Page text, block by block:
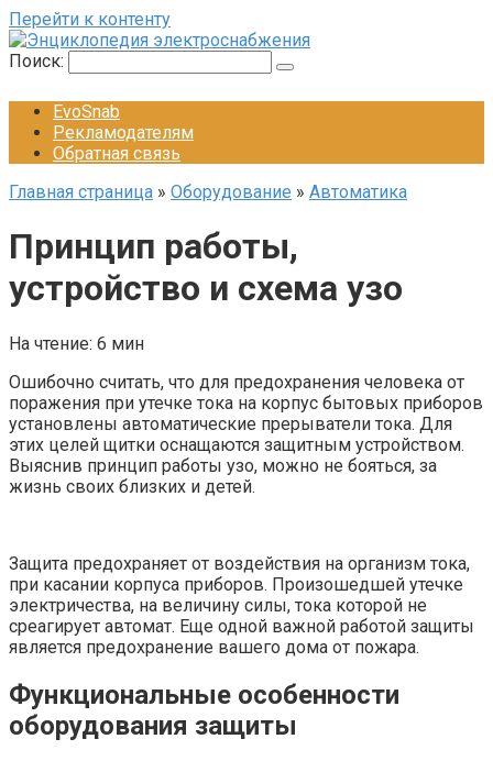
Перейти к контенту
Поиск:
EvoSnab
Рекламодателям
Обратная связь
Главная страница » Оборудование » Автоматика
Принцип работы,
устройство и схема узо
На чтение: 6 мин
Ошибочно считать, что для предохранения человека от
поражения при утечке тока на корпус бытовых приборов
установлены автоматические прерыватели тока. Для
этих целей щитки оснащаются защитным устройством.
Выяснив принцип работы узо, можно не бояться, за
жизнь своих близких и детей.
Защита предохраняет от воздействия на организм тока,
при касании корпуса приборов. Произошедшей утечке
электричества, на величину силы, тока которой не
среагирует автомат. Еще одной важной работой защиты
является предохранение вашего дома от пожара.
Функциональные особенности
оборудования защиты